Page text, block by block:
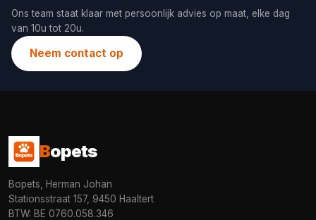
Ons team staat klaar met persoonlijk advies op maat, elke dag
van 10u tot 20u.
Neem contact op
Bopets
Bopets, Herman Johan
Stationsstraat 157, 9450 Haaltert
BTW: BE 0760.058.346